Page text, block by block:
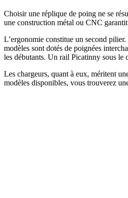
Choisir une réplique de poing ne se
une construction métal ou CNC
L’ergonomie constitue un second
modèles sont dotés de poignées
les débutants. Un rail Picatinny sous le
Les chargeurs, quant à eux, méritent
modèles disponibles, vous trouverez